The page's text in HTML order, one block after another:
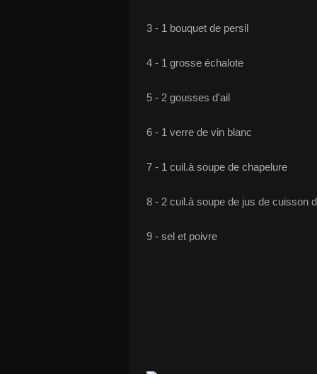
3 - 1 bouquet de persil
4 - 1 grosse échalote
5 - 2 gousses d'ail
6 - 1 verre de vin blanc
7 - 1 cuil.à soupe de chapelure
8 - 2 cuil.à soupe de jus de cuisson
9 - sel et poivre